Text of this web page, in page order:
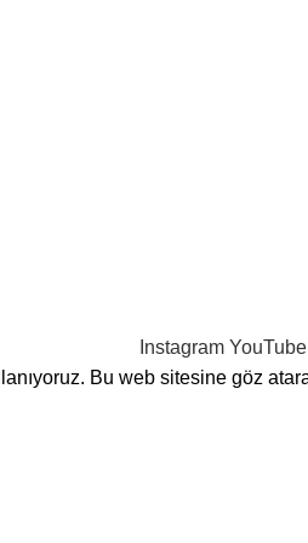
Instagram YouTube
Bu web sitesine göz